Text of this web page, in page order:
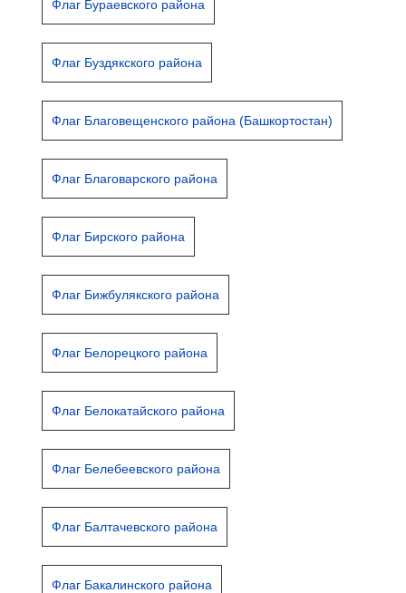
Флаг Бураевского района
Флаг Буздякского района
Флаг Благовещенского района (Башкортостан)
Флаг Благоварского района
Флаг Бирского района
Флаг Бижбулякского района
Флаг Белорецкого района
Флаг Белокатайского района
Флаг Белебеевского района
Флаг Балтачевского района
Флаг Бакалинского района